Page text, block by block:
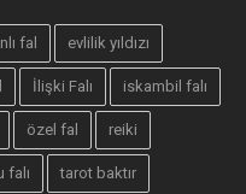
fal evlilik yıldızı
İlişki Falı iskambil falı
özel fal reiki
falı tarot baktır